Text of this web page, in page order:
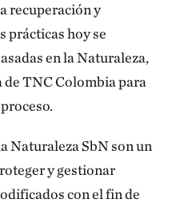
recuperación y
prácticas hoy se
en la Naturaleza,
de TNC Colombia para
Naturaleza SbN son un
y gestionar
con el fin de